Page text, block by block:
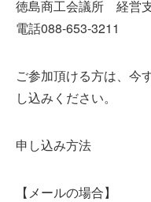
徳島商工会議所 経営
電話088-653-3211
ご参加頂ける方は、今
し込みください。
申し込み方法
【メールの場合】